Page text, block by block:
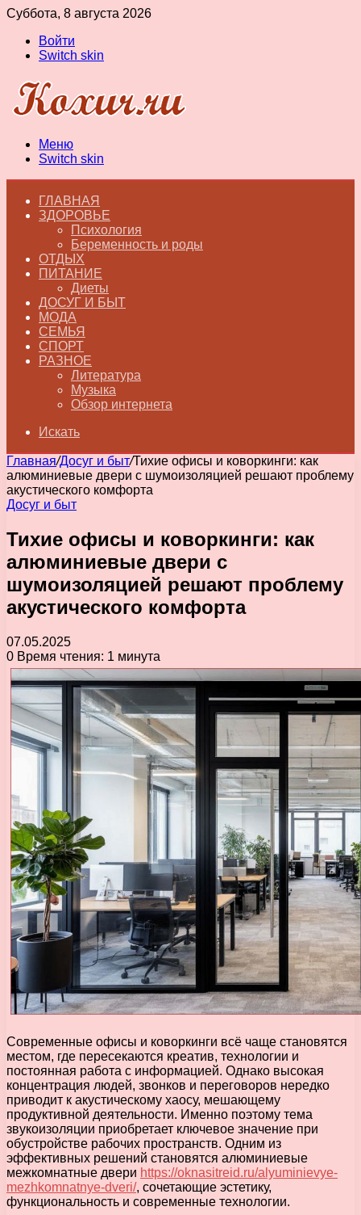
Суббота, 8 августа 2026
Войти
Switch skin
Меню
Switch skin
ГЛАВНАЯ
ЗДОРОВЬЕ
Психология
Беременность и роды
ОТДЫХ
ПИТАНИЕ
Диеты
ДОСУГ И БЫТ
МОДА
СЕМЬЯ
СПОРТ
РАЗНОЕ
Литература
Музыка
Обзор интернета
Искать
Главная/Досуг и быт/Тихие офисы и коворкинги: как
алюминиевые двери с шумоизоляцией решают проблему
акустического комфорта
Досуг и быт
Тихие офисы и коворкинги: как
алюминиевые двери с
шумоизоляцией решают проблему
акустического комфорта
07.05.2025
0 Время чтения: 1 минута
Современные офисы и коворкинги всё чаще становятся
местом, где пересекаются креатив, технологии и
постоянная работа с информацией. Однако высокая
концентрация людей, звонков и переговоров нередко
приводит к акустическому хаосу, мешающему
продуктивной деятельности. Именно поэтому тема
звукоизоляции приобретает ключевое значение при
обустройстве рабочих пространств. Одним из
эффективных решений становятся алюминиевые
межкомнатные двери https://oknasitreid.ru/alyuminievye-
mezhkomnatnye-dveri/, сочетающие эстетику,
функциональность и современные технологии.